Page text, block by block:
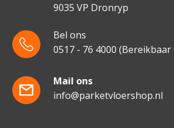
9035 VP Dronryp
Bel ons
0517 - 76 4000 (Bereikbaar
Mail ons
info@parketvloershop.nl